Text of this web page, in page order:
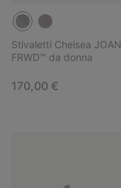
Stivaletti Chelsea JOAN
FRWD™ da donna
Regular price:
170,00 €